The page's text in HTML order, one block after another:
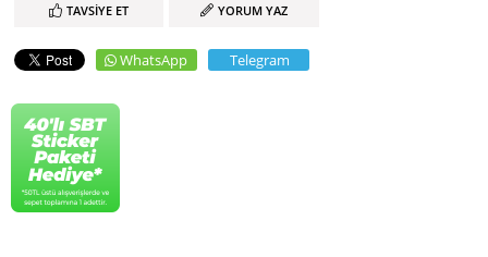
TAVSIYE ET YORUM YAZ
WhatsApp Telegram